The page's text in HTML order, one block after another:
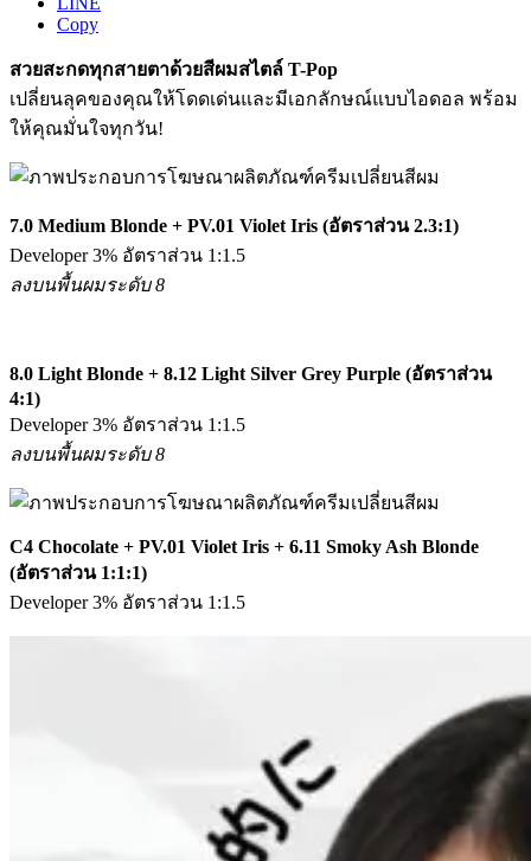
Copy
สวยสะกดทุกสายตาด้วยสีผมสไตล์ T-Pop
เปลี่ยนลุคของคุณให้โดดเด่นและมีเอกลักษณ์แบบไอดอล พร้อม
ให้คุณมั่นใจทุกวัน!
7.0 Medium Blonde + PV.01 Violet Iris (อัตราส่วน 2.3:1)
Developer 3% อัตราส่วน 1:1.5
ลงบนพื้นผมระดับ 8
8.0 Light Blonde + 8.12 Light Silver Grey Purple (อัตราส่วน
4:1)
Developer 3% อัตราส่วน 1:1.5
ลงบนพื้นผมระดับ 8
C4 Chocolate + PV.01 Violet Iris + 6.11 Smoky Ash Blonde
(อัตราส่วน 1:1:1)
Developer 3% อัตราส่วน 1:1.5